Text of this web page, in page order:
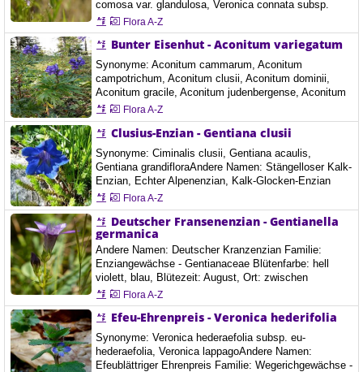
comosa var. glandulosa, Veronica connata subsp.
glaberrima, Veronica connata var. glaberrima, Veronica
connata var. typica, Veronica glandifera, Veronica
micromeria, Veronica x lackschewitziiAndere Namen:
Gauchheil-Ehrenpreis, Ufer-Ehrenpreis Familie:
Wegerichgewächse - Plantaginaceae Blütenfarbe:…
Flora A-Z
Bunter Eisenhut - Aconitum variegatum
Synonyme: Aconitum cammarum, Aconitum
campotrichum, Aconitum clusii, Aconitum dominii,
Aconitum gracile, Aconitum judenbergense, Aconitum
odontandrum, Aconitum rostratumAndere Namen:
Gescheckter Eisenhut Familie: Hahnenfußgewächse -
Ranunculaceae Blütenfarbe: blau, hell violett,
Blütezeit: Juni, Juli, August, Art der Blüte: Andere
Blumen, Ort: Aflenz, Österreich, 15.8.2018
Flora A-Z
Clusius-Enzian - Gentiana clusii
Synonyme: Ciminalis clusii, Gentiana acaulis,
Gentiana grandifloraAndere Namen: Stängelloser Kalk-
Enzian, Echter Alpenenzian, Kalk-Glocken-Enzian
Familie: Enziangewächse - Gentianaceae Blütenfarbe:
blau, Blütezeit: Mai, Juni, Juli, August, Höhe: 5-15 cm
Ort: Mariazell Bürgeralpe, Österreich, 8 Juni 2019
Flora A-Z
Deutscher Fransenenzian - Gentianella
germanica
Andere Namen: Deutscher Kranzenzian Familie:
Enziangewächse - Gentianaceae Blütenfarbe: hell
violett, blau, Blütezeit: August, Ort: zwischen
Starnberg und Weilheim in Oberbayern, Deutschland,
28.08.2020
Flora A-Z
Efeu-Ehrenpreis - Veronica hederifolia
Synonyme: Veronica hederaefolia subsp. eu-
hederaefolia, Veronica lappagoAndere Namen:
Efeublättriger Ehrenpreis Familie: Wegerichgewächse -